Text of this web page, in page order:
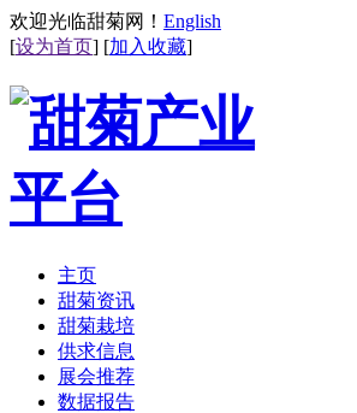
欢迎光临甜菊网！ English
[设为首页] [加入收藏]
主页
甜菊资讯
甜菊栽培
供求信息
展会推荐
数据报告